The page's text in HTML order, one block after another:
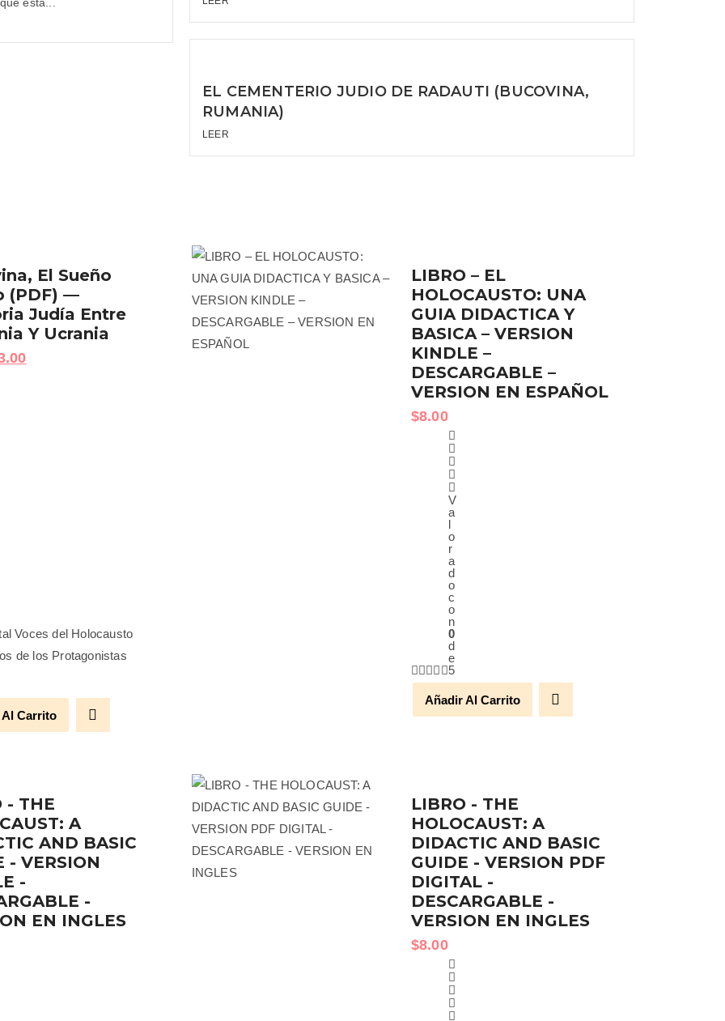
EL CEMENTERIO JUDIO DE RADAUTI (BUCOVINA,
RUMANIA)
LEER
El Sueño
(PDF) —
Judía Entre
Y Ucrania
Voces del Holocausto
de los Protagonistas
Carrito
LIBRO – EL
HOLOCAUSTO: UNA
GUIA DIDACTICA Y
BASICA – VERSION
KINDLE –
DESCARGABLE –
VERSION EN ESPAÑOL
$8.00
V
a
l
o
r
a
d
o
c
o
n
0
d
e
5
Añadir Al Carrito
- THE
A
AND BASIC
- VERSION
-
-
EN INGLES
LIBRO - THE
HOLOCAUST: A
DIDACTIC AND BASIC
GUIDE - VERSION PDF
DIGITAL -
DESCARGABLE -
VERSION EN INGLES
$8.00